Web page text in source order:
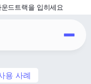
용 사례
드트랙을 입히세요